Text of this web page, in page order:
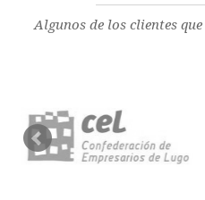
Algunos de los clientes